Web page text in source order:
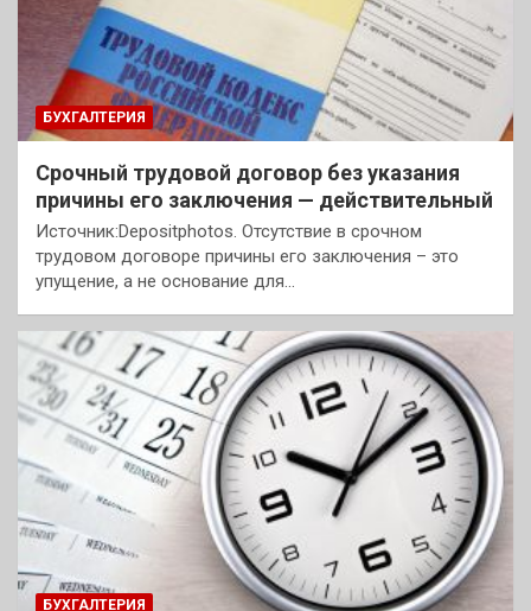
БУХГАЛТЕРИЯ
Срочный трудовой договор без указания
причины его заключения — действительный
Источник:Depositphotos. Отсутствие в срочном
трудовом договоре причины его заключения – это
упущение, а не основание для…
БУХГАЛТЕРИЯ